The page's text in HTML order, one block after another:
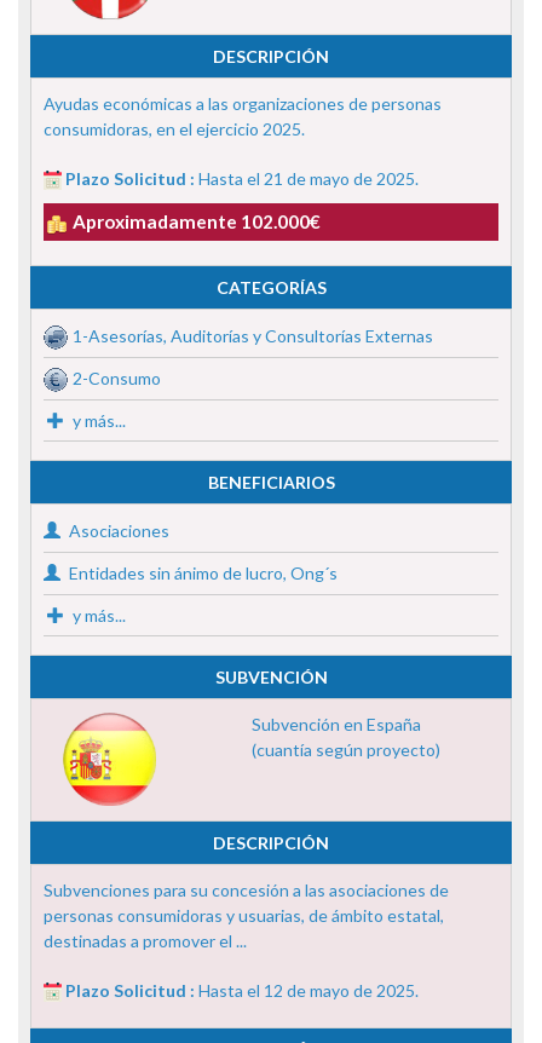
DESCRIPCIÓN
Ayudas económicas a las organizaciones de personas
consumidoras, en el ejercicio 2025.
Plazo Solicitud : Hasta el 21 de mayo de 2025.
Aproximadamente 102.000€
CATEGORÍAS
1-Asesorías, Auditorías y Consultorías Externas
2-Consumo
y más...
BENEFICIARIOS
Asociaciones
Entidades sin ánimo de lucro, Ong´s
y más...
SUBVENCIÓN
Subvención en España
(cuantía según proyecto)
DESCRIPCIÓN
Subvenciones para su concesión a las asociaciones de
personas consumidoras y usuarias, de ámbito estatal,
destinadas a promover el ...
Plazo Solicitud : Hasta el 12 de mayo de 2025.